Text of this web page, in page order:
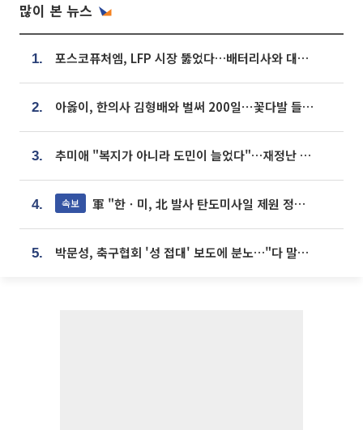
많이 본 뉴스
1. 포스코퓨처엠, LFP 시장 뚫었다…배터리사와 대규모 장기 공급 합의
2. 아옳이, 한의사 김형배와 벌써 200일⋯꽃다발 들고 "프러포즈 아냐"
3. 추미애 "복지가 아니라 도민이 늘었다"…재정난 책임론 정면돌파
4. 속보 軍 "한ㆍ미, 北 발사 탄도미사일 제원 정밀분석 중"
5. 박문성, 축구협회 '성 접대' 보도에 분노…"다 말아먹으려고 작정했나"